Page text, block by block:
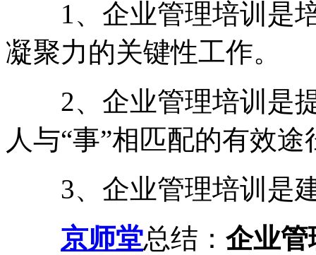
1、企业管理培训是培
凝聚力的关键性工作。
2、企业管理培训是提
人与“事”相匹配的有效途
3、企业管理培训是建
京师堂总结： 企业管